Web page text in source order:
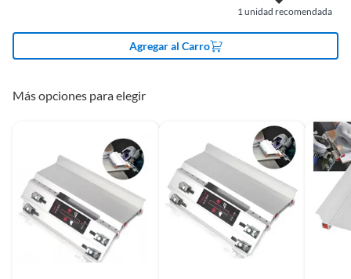
baldosas y reduce el riesgo de tener que volver a
trabajar.
Material de la hoja Acero
1unidad recomendada
Agregar al Carro
Más opciones para elegir